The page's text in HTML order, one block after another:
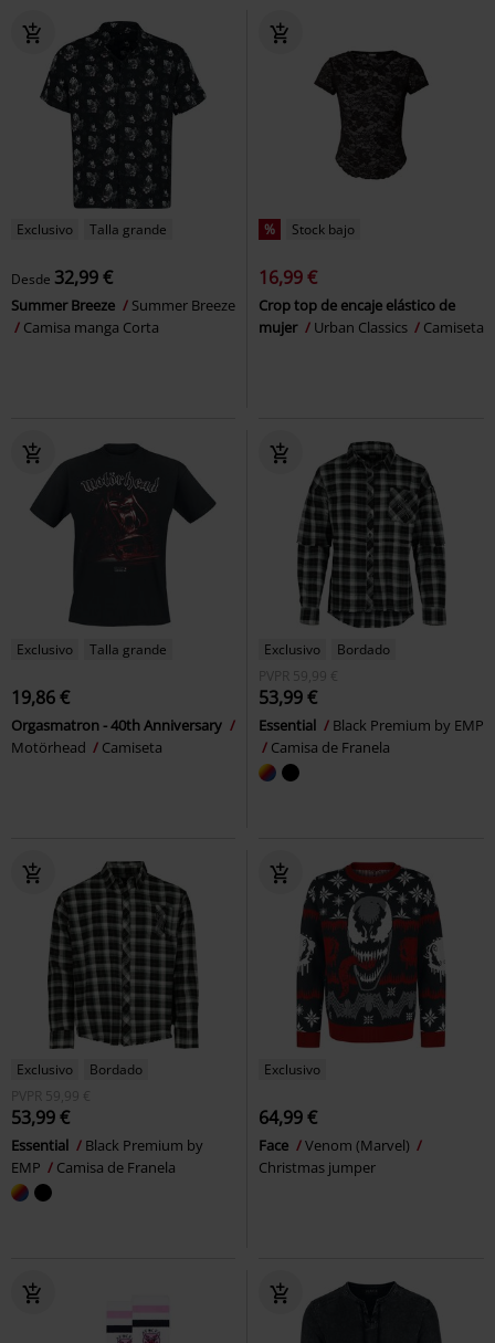
Exclusivo Talla grande
Desde 32,99 €
Summer Breeze
Summer Breeze
Camisa manga Corta
% Stock bajo
16,99 €
Crop top de encaje elástico de
mujer
Urban Classics Camiseta
Exclusivo Talla grande
19,86 €
Orgasmatron - 40th Anniversary
Motörhead
Camiseta
Exclusivo
Bordado
PVPR
59,99 €
53,99 €
Essential
Black Premium by EMP
Camisa de Franela
Exclusivo
Bordado
PVPR
59,99 €
53,99 €
Essential
Black Premium by
EMP
Camisa de Franela
Exclusivo
64,99 €
Face
Venom (Marvel)
Christmas jumper